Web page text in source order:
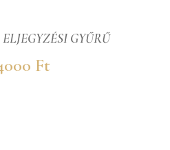
GYŰRŰ
Ft